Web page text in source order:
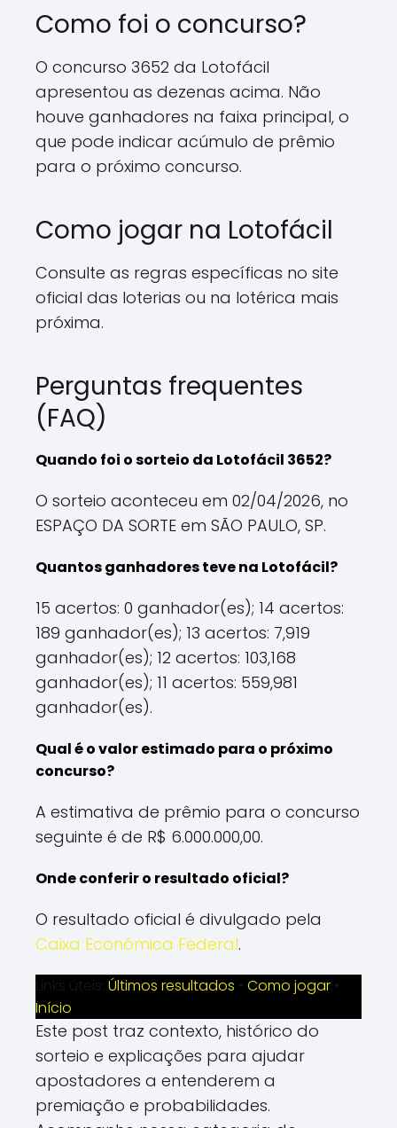
Como foi o concurso?
O concurso 3652 da Lotofácil
apresentou as dezenas acima. Não
houve ganhadores na faixa principal, o
que pode indicar acúmulo de prêmio
para o próximo concurso.
Como jogar na Lotofácil
Consulte as regras específicas no site
oficial das loterias ou na lotérica mais
próxima.
Perguntas frequentes
(FAQ)
Quando foi o sorteio da Lotofácil 3652?
O sorteio aconteceu em 02/04/2026, no
ESPAÇO DA SORTE em SÃO PAULO, SP.
Quantos ganhadores teve na Lotofácil?
15 acertos: 0 ganhador(es); 14 acertos:
189 ganhador(es); 13 acertos: 7,919
ganhador(es); 12 acertos: 103,168
ganhador(es); 11 acertos: 559,981
ganhador(es).
Qual é o valor estimado para o próximo
concurso?
A estimativa de prêmio para o concurso
seguinte é de R$ 6.000.000,00.
Onde conferir o resultado oficial?
O resultado oficial é divulgado pela
Caixa Econômica Federal.
Links úteis: Últimos resultados • Como jogar •
Início
Este post traz contexto, histórico do
sorteio e explicações para ajudar
apostadores a entenderem a
premiação e probabilidades.